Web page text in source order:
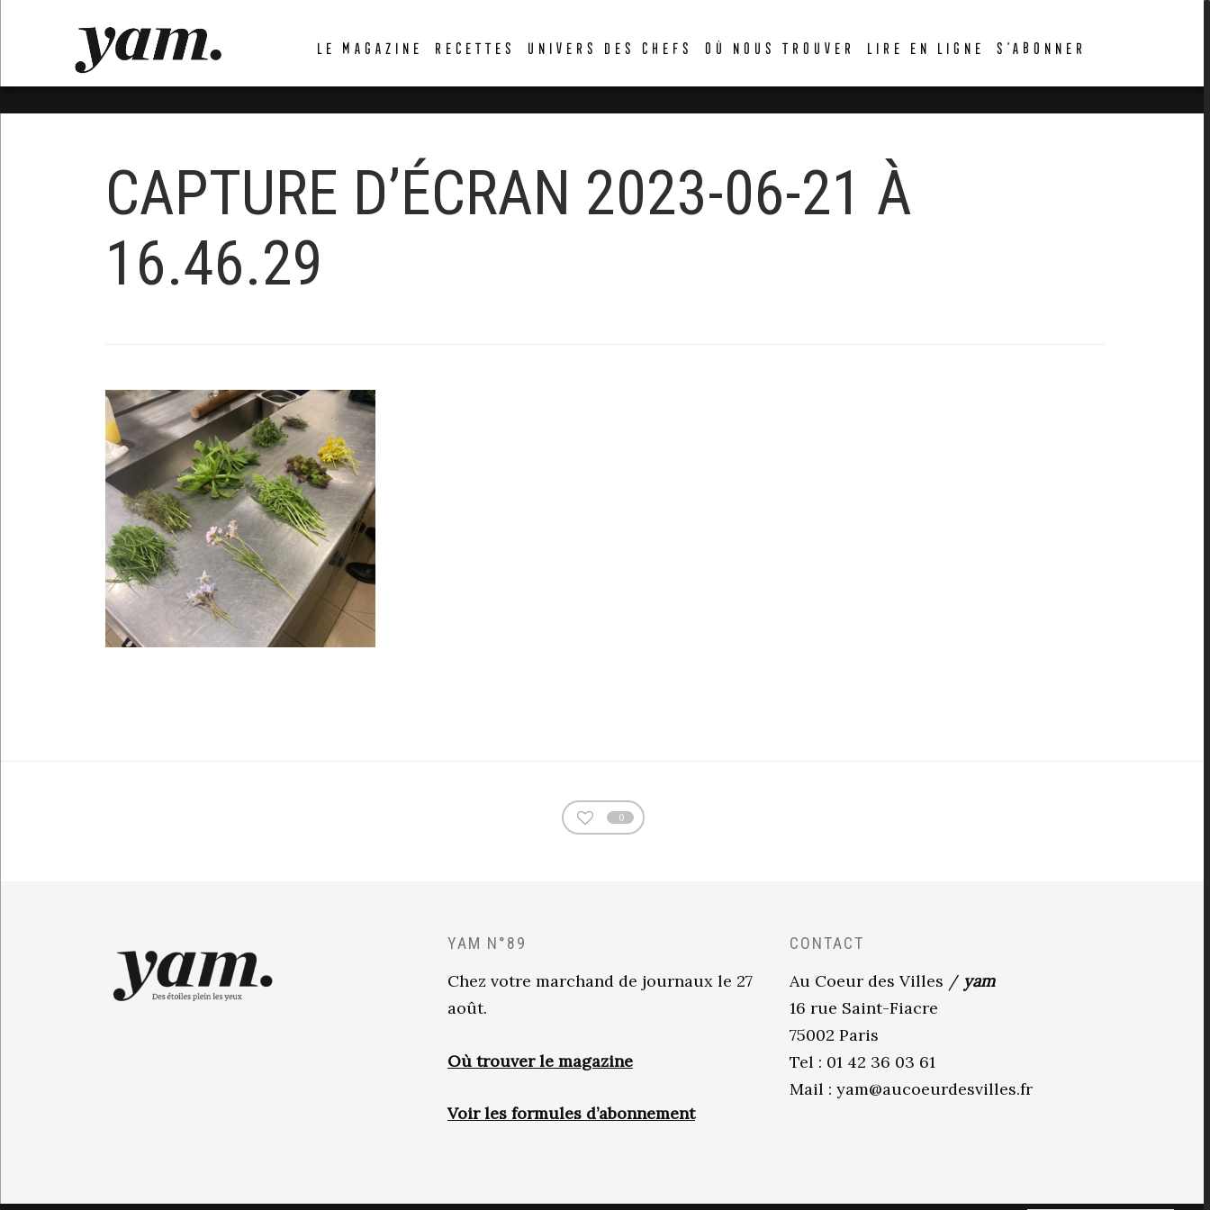
LE MAGAZINE RECETTES UNIVERS DES CHEFS OÙ NOUS TROUVER LIRE EN LIGNE S’ABONNER
CAPTURE D’ÉCRAN 2023-06-21 À
16.46.29
0
YAM N°89
Chez votre marchand de journaux le 27
août.
Où trouver le magazine
Voir les formules d’abonnement
CONTACT
Au Coeur des Villes / yam
16 rue Saint-Fiacre
75002 Paris
Tel : 01 42 36 03 61
Mail : yam@aucoeurdesvilles.fr